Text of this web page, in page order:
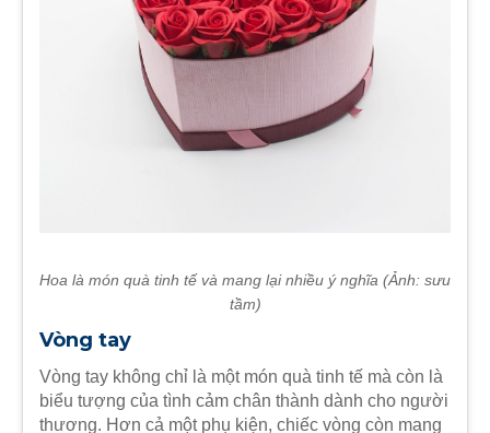
Hoa là món quà tinh tế và mang lại nhiều ý nghĩa (Ảnh: sưu
tầm)
Vòng tay
Vòng tay không chỉ là một món quà tinh tế mà còn là
biểu tượng của tình cảm chân thành dành cho người
thương. Hơn cả một phụ kiện, chiếc vòng còn mang